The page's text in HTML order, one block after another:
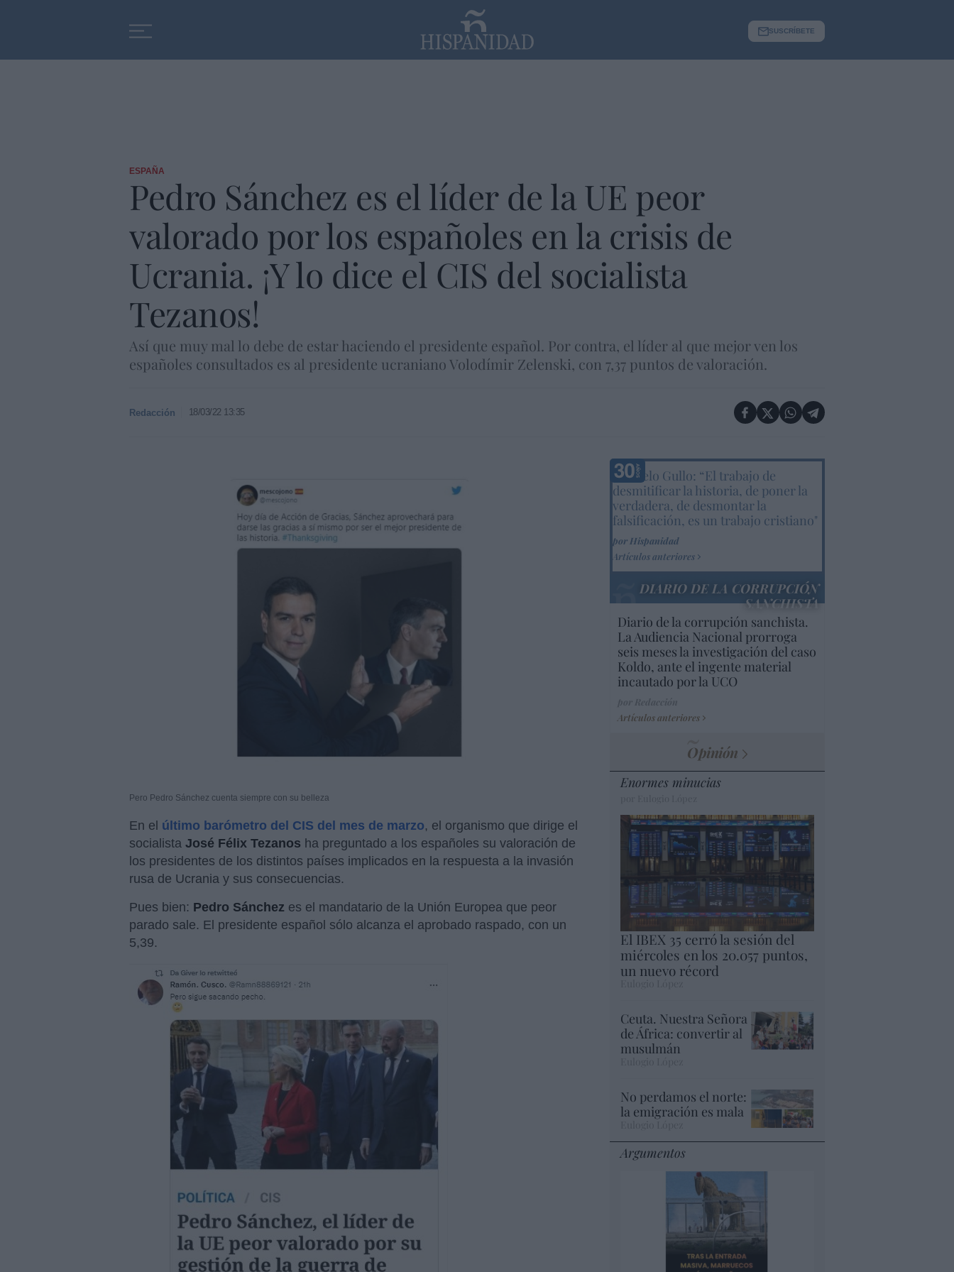
SUSCRÍBETE
ESPAÑA
Pedro Sánchez es el líder de la UE peor
valorado por los españoles en la crisis de
Ucrania. ¡Y lo dice el CIS del socialista
Tezanos!
Así que muy mal lo debe de estar haciendo el presidente español. Por contra, el líder al que mejor ven los
españoles consultados es al presidente ucraniano Volodímir Zelenski, con 7,37 puntos de valoración.
Redacción 18/03/22 13:35
Pero Pedro Sánchez cuenta siempre con su belleza
En el último barómetro del CIS del mes de marzo, el organismo que dirige el
socialista José Félix Tezanos ha preguntado a los españoles su valoración de
los presidentes de los distintos países implicados en la respuesta a la invasión
rusa de Ucrania y sus consecuencias.
Pues bien: Pedro Sánchez es el mandatario de la Unión Europea que peor
parado sale. El presidente español sólo alcanza el aprobado raspado, con un
5,39.
Marcelo Gullo: “El trabajo de
desmitificar la historia, de poner la
verdadera, de desmontar la
falsificación, es un trabajo cristiano"
por Hispanidad
Artículos anteriores
DIARIO DE LA CORRUPCIÓN
SANCHISTA
Diario de la corrupción sanchista.
La Audiencia Nacional prorroga
seis meses la investigación del caso
Koldo, ante el ingente material
incautado por la UCO
Artículos anteriores
Opinión
Enormes minucias
El IBEX 35 cerró la sesión del
miércoles en los 20.057 puntos,
un nuevo récord
Ceuta. Nuestra Señora
de África: convertir al
musulmán
No perdamos el norte:
la emigración es mala
Argumentos